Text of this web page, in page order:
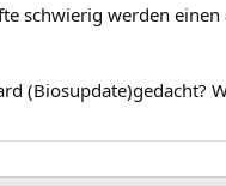
schwierig werden einen
(Biosupdate)gedacht?